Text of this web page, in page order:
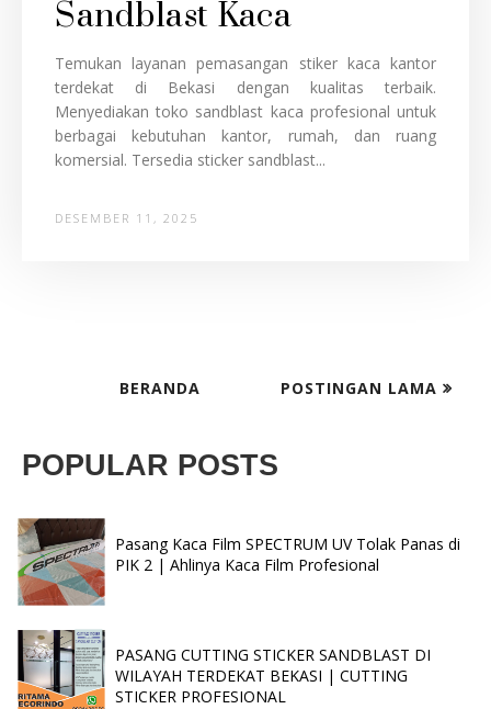
Sandblast Kaca
Temukan layanan pemasangan stiker kaca kantor
terdekat di Bekasi dengan kualitas terbaik.
Menyediakan toko sandblast kaca profesional untuk
berbagai kebutuhan kantor, rumah, dan ruang
komersial. Tersedia sticker sandblast...
DESEMBER 11, 2025
POSTINGAN LAMA
BERANDA
POPULAR POSTS
Pasang Kaca Film SPECTRUM UV Tolak Panas di
PIK 2 | Ahlinya Kaca Film Profesional
PASANG CUTTING STICKER SANDBLAST DI
WILAYAH TERDEKAT BEKASI | CUTTING
STICKER PROFESIONAL